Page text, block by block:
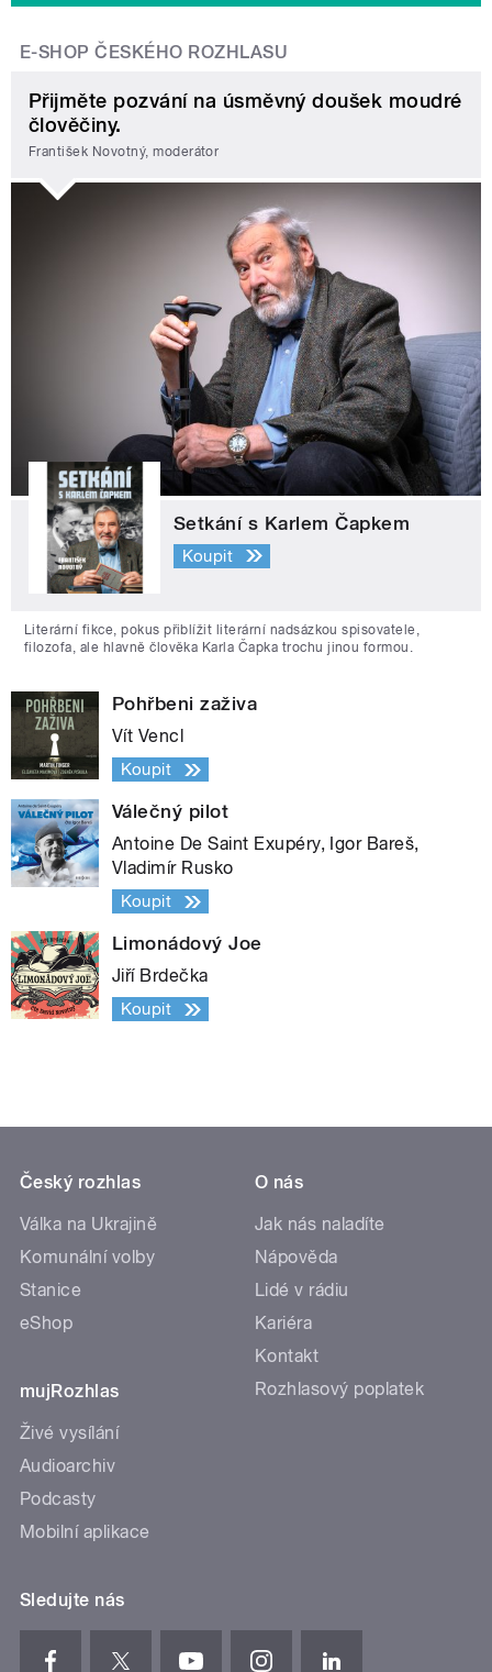
E-SHOP ČESKÉHO ROZHLASU
Přijměte pozvání na úsměvný doušek moudré
člověčiny.
František Novotný, moderátor
Setkání s Karlem Čapkem
Koupit
Literární fikce, pokus přiblížit literární nadsázkou spisovatele,
filozofa, ale hlavně člověka Karla Čapka trochu jinou formou.
Pohřbeni zaživa
Vít Vencl
Koupit
Válečný pilot
Antoine De Saint Exupéry, Igor Bareš,
Vladimír Rusko
Koupit
Limonádový Joe
Jiří Brdečka
Koupit
Český rozhlas
Válka na Ukrajině
Komunální volby
Stanice
eShop
mujRozhlas
Živé vysílání
Audioarchiv
Podcasty
Mobilní aplikace
O nás
Jak nás naladíte
Nápověda
Lidé v rádiu
Kariéra
Kontakt
Rozhlasový poplatek
Sledujte nás